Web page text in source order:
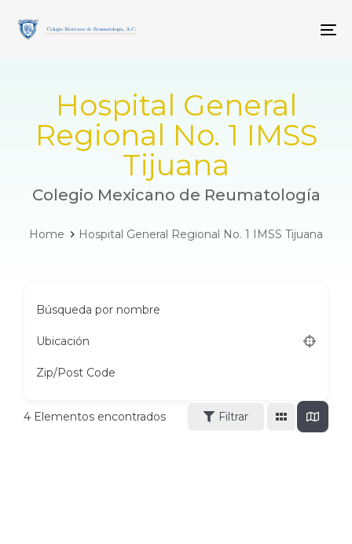
links
primary
Hospital General
Regional No. 1 IMSS
Tijuana
Colegio Mexicano de Reumatología
Home Hospital General Regional No. 1 IMSS Tijuana
Búsqueda por nombre
Ubicación
Zip/Post Code
4 Elementos encontrados Filtrar